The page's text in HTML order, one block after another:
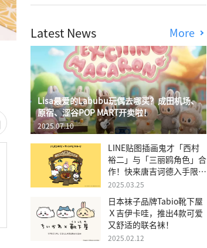
Latest News More
Lisa最爱的Labubu玩偶去哪买？成田机场、
原宿、涩谷POP MART开卖啦！
2025.07.10
LINE贴图插画鬼才「西村
裕二」与「三丽鸥角色」合
作！快来唐吉诃德入手限量
商品
2025.03.25
日本袜子品牌Tabio靴下屋
Ｘ吉伊卡哇，推出4款可爱
又舒适的联名袜！
2025.02.12